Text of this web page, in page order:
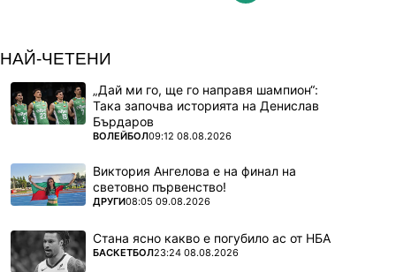
НАЙ-ЧЕТЕНИ
„Дай ми го, ще го направя шампион“:
Така започва историята на Денислав
Бърдаров
ПОВЕЧЕ ОТ
ВОЛЕЙБОЛ09:12 08.08.2026
Виктория Ангелова е на финал на
световно първенство!
ПОВЕЧЕ ОТ
ДРУГИ08:05 09.08.2026
Стана ясно какво е погубило ас от НБА
ПОВЕЧЕ ОТ
БАСКЕТБОЛ23:24 08.08.2026